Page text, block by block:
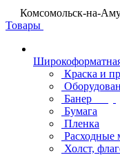
Комсомольск-на-
Товары
Краска и
Банер
Бумага
Пленка
Расходные
Холст,